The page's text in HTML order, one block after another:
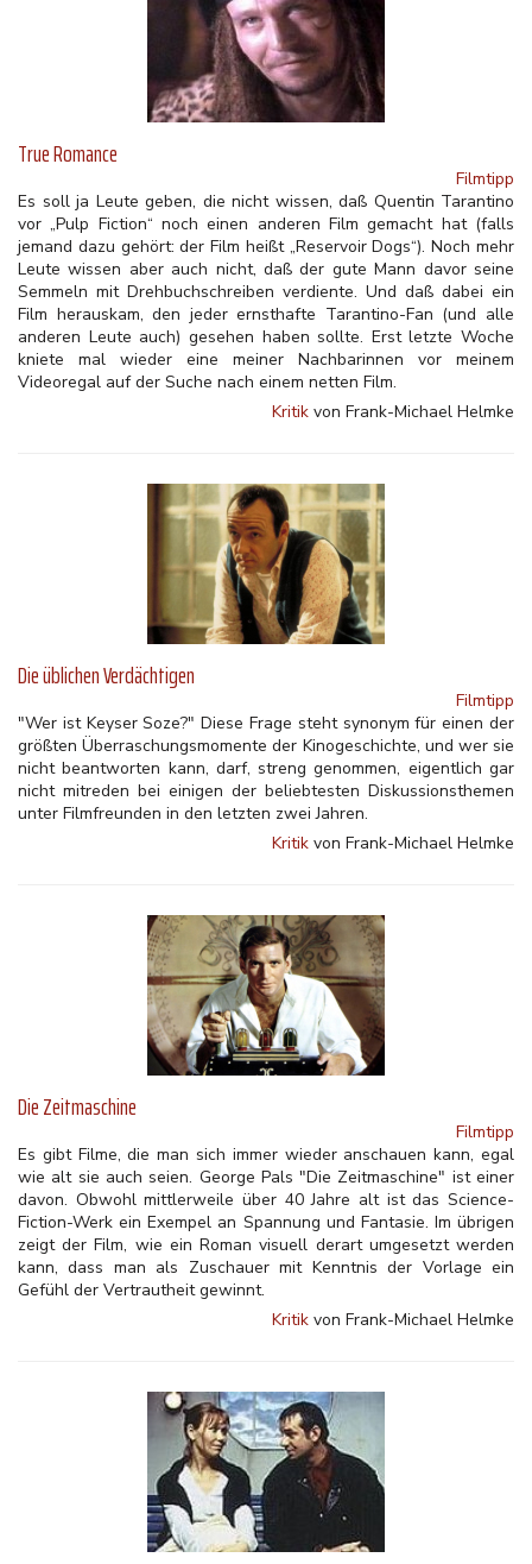
True Romance
Filmtipp
Es soll ja Leute geben, die nicht wissen, daß Quentin Tarantino
vor „Pulp Fiction“ noch einen anderen Film gemacht hat (falls
jemand dazu gehört: der Film heißt „Reservoir Dogs“). Noch mehr
Leute wissen aber auch nicht, daß der gute Mann davor seine
Semmeln mit Drehbuchschreiben verdiente. Und daß dabei ein
Film herauskam, den jeder ernsthafte Tarantino-Fan (und alle
anderen Leute auch) gesehen haben sollte. Erst letzte Woche
kniete mal wieder eine meiner Nachbarinnen vor meinem
Videoregal auf der Suche nach einem netten Film.
Kritik von Frank-Michael Helmke
Die üblichen Verdächtigen
Filmtipp
"Wer ist Keyser Soze?" Diese Frage steht synonym für einen der
größten Überraschungsmomente der Kinogeschichte, und wer sie
nicht beantworten kann, darf, streng genommen, eigentlich gar
nicht mitreden bei einigen der beliebtesten Diskussionsthemen
unter Filmfreunden in den letzten zwei Jahren.
Kritik von Frank-Michael Helmke
Die Zeitmaschine
Filmtipp
Es gibt Filme, die man sich immer wieder anschauen kann, egal
wie alt sie auch seien. George Pals "Die Zeitmaschine" ist einer
davon. Obwohl mittlerweile über 40 Jahre alt ist das Science-
Fiction-Werk ein Exempel an Spannung und Fantasie. Im übrigen
zeigt der Film, wie ein Roman visuell derart umgesetzt werden
kann, dass man als Zuschauer mit Kenntnis der Vorlage ein
Gefühl der Vertrautheit gewinnt.
Kritik von Frank-Michael Helmke